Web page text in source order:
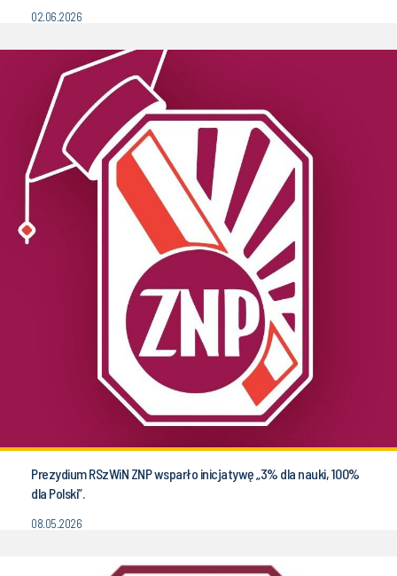
02.06.2026
Prezydium RSzWiN ZNP wsparło inicjatywę „3% dla nauki, 100%
dla Polski”.
08.05.2026